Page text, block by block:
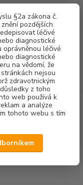
§2a zákona č.
pozdějších
léčivé
diagnostické
léčivé
diagnostické
na vědomí, že
nejsou
zdravotnickým
z toho
web používá k
a analýze
tohoto webu s tím
Menu
Hledat
za0,00 Kč